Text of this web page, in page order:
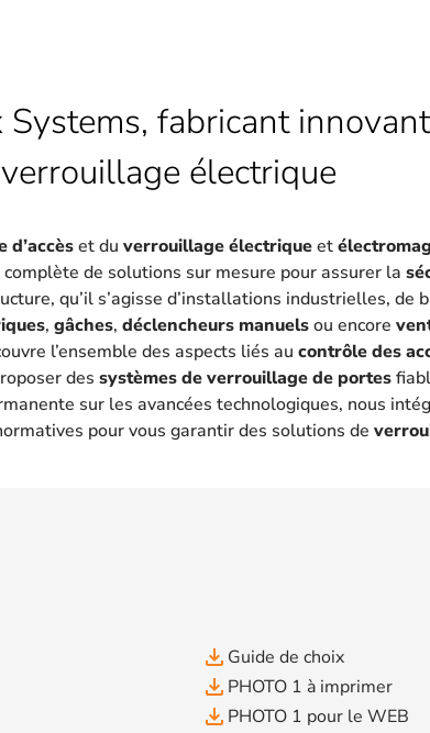
fabricant
électrique
d’accèset du verrouillage électriqueet
de solutions sur mesure pour assurer la
qu’il s’agisse d’installations industrielles, de
, gâches, déclencheurs manuelsou encore
l’ensemble des aspects liés au contrôle des
des systèmes de verrouillage de portes
sur les avancées technologiques, nous
pour vous garantir des solutions de
file_download Guide de choix
file_download PHOTO 1 à imprimer
file_download PHOTO 1 pour le WEB